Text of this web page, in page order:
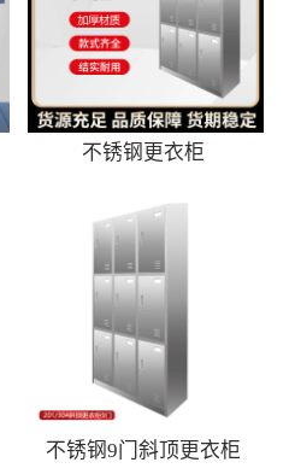
不锈钢更衣柜
不锈钢9门斜顶更衣柜